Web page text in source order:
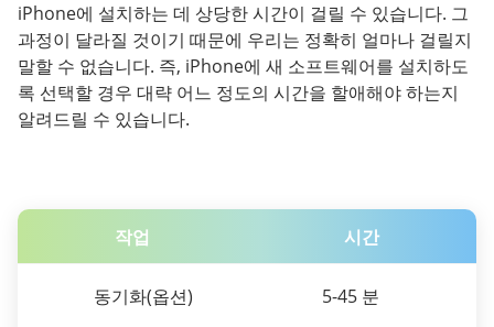
iPhone에 설치하는 데 상당한 시간이 걸릴 수 있습니다. 그
과정이 달라질 것이기 때문에 우리는 정확히 얼마나 걸릴지
말할 수 없습니다. 즉, iPhone에 새 소프트웨어를 설치하도
록 선택할 경우 대략 어느 정도의 시간을 할애해야 하는지
알려드릴 수 있습니다.
작업 시간
동기화(옵션) 5-45 분